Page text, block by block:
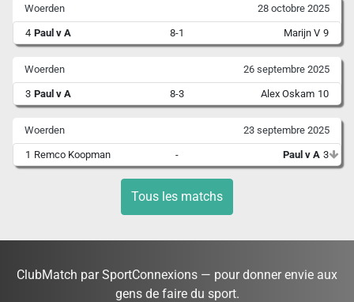
Woerden 28 octobre 2025
4 Paul v A 8-1 Marijn V 9
Woerden 26 septembre 2025
3 Paul v A 8-3 Alex Oskam 10
Woerden 23 septembre 2025
1 Remco Koopman - Paul v A 3
Tous les matchs
ClubMatch par SportConnexions — pour donner envie aux
gens de faire du sport.